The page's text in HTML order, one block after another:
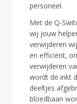
personeel.
Met de Q-
wij jouw
verwijderen
en efficiënt,
verwijderen
wordt de inkt
deeltjes
bloedbaan